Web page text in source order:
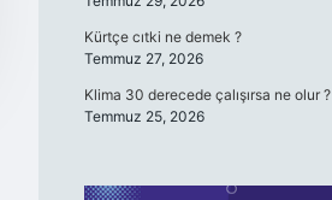
Kürtçe cıtki ne demek ?
Temmuz 27, 2026
Klima 30 derecede çalışırsa ne olur ?
Temmuz 25, 2026